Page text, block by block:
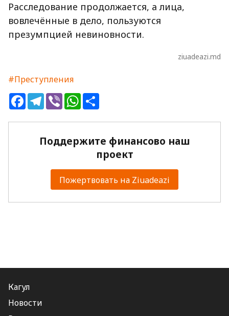
Расследование продолжается, а лица,
вовлечённые в дело, пользуются
презумпцией невиновности.
ziuadeazi.md
#Преступления
FacebookTelegram
ViberWhatsApp
Поддержите финансово наш
проект
Пожертвовать на Ziuadeazi
Кагул
Новости